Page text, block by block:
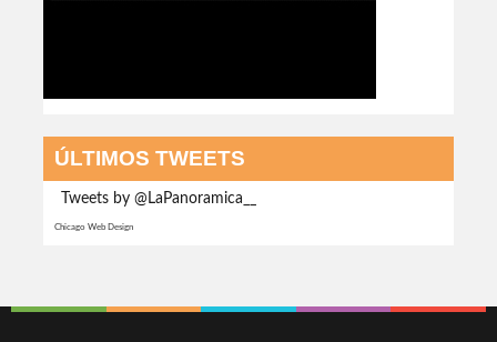
ÚLTIMOS TWEETS
Tweets by @LaPanoramica__
Chicago Web Design